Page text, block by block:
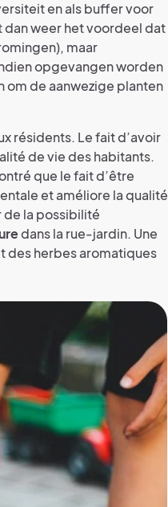
en als buffer voor
weer het voordeel dat
maar
opgevangen worden
de aanwezige planten
résidents. Le fait d’avoir
de vie des habitants.
que le fait d’être
et améliore la qualité
de la possibilité
dans la rue-jardin. Une
des herbes aromatiques